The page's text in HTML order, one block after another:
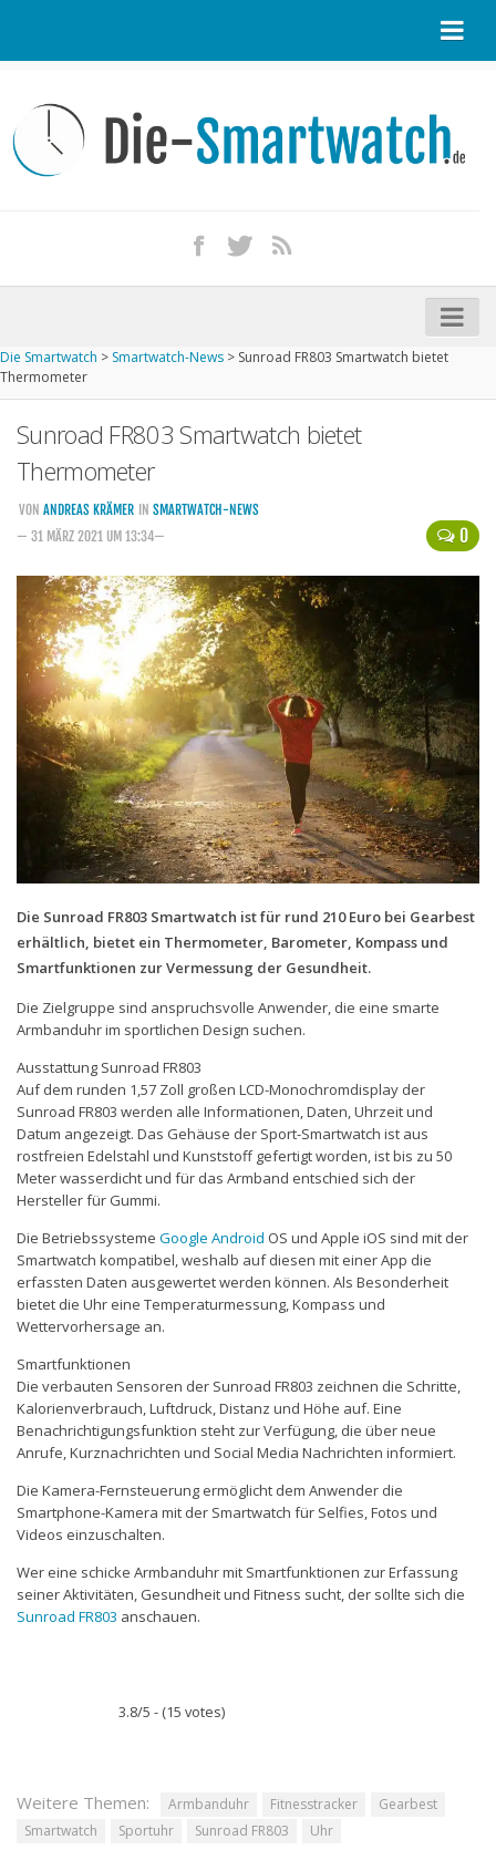
Kontakt / Tipp geben
Impressum
iPhone kaufen
Startseite
Kommende Smartwatches
Handytarife
BASE
Smartphonetarife
Datentarife
o2
Smartphonetarife
Prepaid-Tarife
Datentarife
Flatrate-Prepaidtarife
Mobilfunk-Vergleichsrechner
Mobilfunk-Tarifrechner
Flatrate-Datentarife
Die Smartwatch > Smartwatch-News > Sunroad FR803 Smartwatch bietet
Thermometer
Sunroad FR803 Smartwatch bietet
Thermometer
0
VON ANDREAS KRÄMER IN SMARTWATCH-NEWS
— 31 MÄRZ 2021 UM 13:34—
Die Sunroad FR803 Smartwatch ist für rund 210 Euro bei Gearbest
erhältlich, bietet ein Thermometer, Barometer, Kompass und
Smartfunktionen zur Vermessung der Gesundheit.
Die Zielgruppe sind anspruchsvolle Anwender, die eine smarte
Armbanduhr im sportlichen Design suchen.
Ausstattung Sunroad FR803
Auf dem runden 1,57 Zoll großen LCD-Monochromdisplay der
Sunroad FR803 werden alle Informationen, Daten, Uhrzeit und
Datum angezeigt. Das Gehäuse der Sport-Smartwatch ist aus
rostfreien Edelstahl und Kunststoff gefertigt worden, ist bis zu 50
Meter wasserdicht und für das Armband entschied sich der
Hersteller für Gummi.
Die Betriebssysteme Google Android OS und Apple iOS sind mit der
Smartwatch kompatibel, weshalb auf diesen mit einer App die
erfassten Daten ausgewertet werden können. Als Besonderheit
bietet die Uhr eine Temperaturmessung, Kompass und
Wettervorhersage an.
Smartfunktionen
Die verbauten Sensoren der Sunroad FR803 zeichnen die Schritte,
Kalorienverbrauch, Luftdruck, Distanz und Höhe auf. Eine
Benachrichtigungsfunktion steht zur Verfügung, die über neue
Anrufe, Kurznachrichten und Social Media Nachrichten informiert.
Die Kamera-Fernsteuerung ermöglicht dem Anwender die
Smartphone-Kamera mit der Smartwatch für Selfies, Fotos und
Videos einzuschalten.
Wer eine schicke Armbanduhr mit Smartfunktionen zur Erfassung
seiner Aktivitäten, Gesundheit und Fitness sucht, der sollte sich die
Sunroad FR803 anschauen.
3.8/5 - (15 votes)
Weitere Themen: Armbanduhr Fitnesstracker
Gearbest
Smartwatch
Sportuhr Sunroad FR803 Uhr